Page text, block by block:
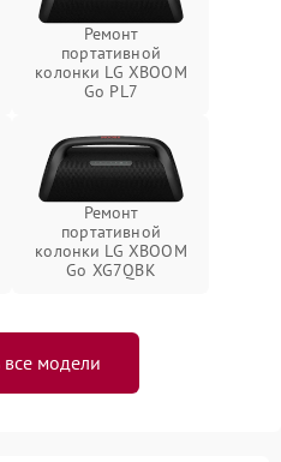
Ремонт
портативной
колонки LG XBOOM
Go PL7
Ремонт
портативной
колонки LG XBOOM
Go XG7QBK
все модели